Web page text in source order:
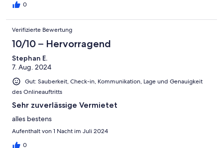
0
Verifizierte Bewertung
10/10 – Hervorragend
Stephan E.
7. Aug. 2024
Gut: Sauberkeit, Check-in, Kommunikation, Lage und Genauigkeit
des Onlineauftritts
Sehr zuverlässige Vermietet
alles bestens
Aufenthalt von 1 Nacht im Juli 2024
0